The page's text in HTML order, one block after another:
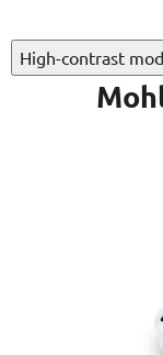
High-contrast